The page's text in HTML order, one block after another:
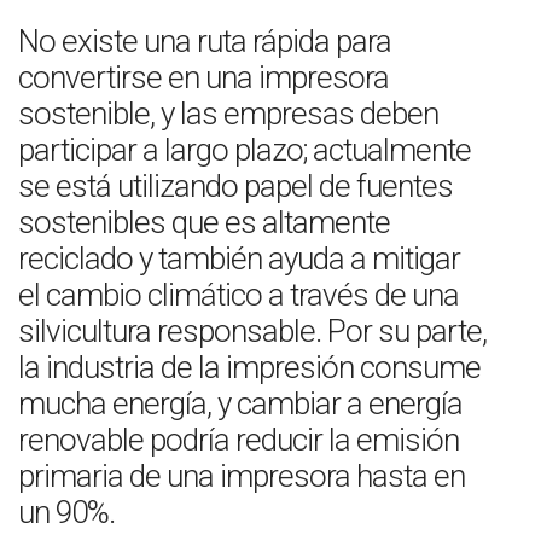
No existe una ruta rápida para
convertirse en una impresora
sostenible, y las empresas deben
participar a largo plazo; actualmente
se está utilizando papel de fuentes
sostenibles que es altamente
reciclado y también ayuda a mitigar
el cambio climático a través de una
silvicultura responsable. Por su parte,
la industria de la impresión consume
mucha energía, y cambiar a energía
renovable podría reducir la emisión
primaria de una impresora hasta en
un 90%.